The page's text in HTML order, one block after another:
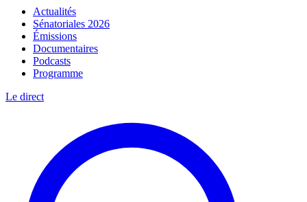
Actualités
Sénatoriales 2026
Émissions
Documentaires
Podcasts
Programme
Le direct